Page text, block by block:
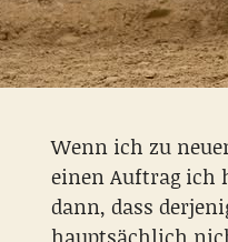
Wenn ich zu
einen Auftrag ich
dann, dass
hauptsächlich